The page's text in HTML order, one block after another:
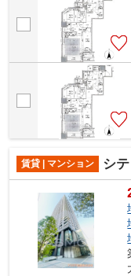
賃貸 | マンション シ